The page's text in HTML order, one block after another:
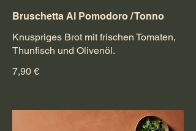
Bruschetta Al Pomodoro / Tonno
Knuspriges Brot mit frischen Tomaten,
Thunfisch und Olivenöl.
7,90 €